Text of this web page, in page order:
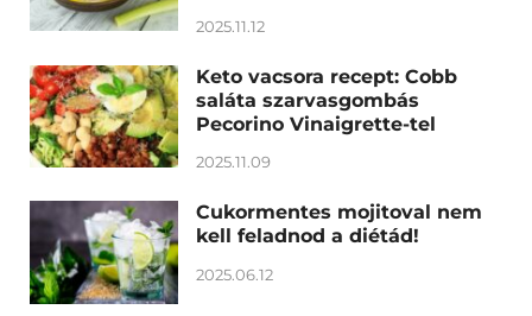
2025.11.12
Keto vacsora recept: Cobb
saláta szarvasgombás
Pecorino Vinaigrette-tel
2025.11.09
Cukormentes mojitoval nem
kell feladnod a diétád!
2025.06.12